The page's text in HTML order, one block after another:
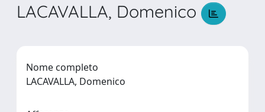
LACAVALLA, Domenico
Nome completo
LACAVALLA, Domenico